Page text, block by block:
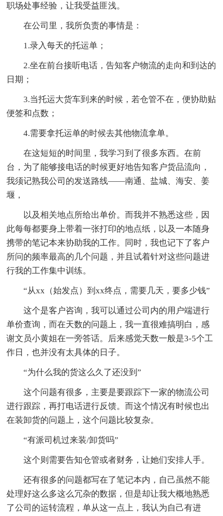
职场处事经验，让我受益匪浅。
在公司里，我所负责的事情是：
1.录入每天的托运单；
2.坐在前台接听电话，告知客户物流的走向和到达的
日期；
3.当托运大货车到来的时候，若仓管不在，便协助贴
便签和点数；
4.需要拿托运单的时候去其他物流拿单。
在这短短的时间里，我学习到了很多东西。在前
台，为了能够接电话的时候更好地告知客户货品流向，
我须记熟我公司的发送路线——南通、盐城、海安、姜
堰，
以及相关地点所给出单价。而我并不熟悉这些，因
此每每都要身上带着一张打印的地点纸，以及一本随身
携带的笔记本来协助我的工作。同时，我也记下了客户
所问的频率最高的几个问题，并且试着针对这些问题进
行我的工作集中训练。
“从xx（始发点）到xx终点，需要几天，要多少钱”
这个是客户咨询，我可以通过公司内的用户端进行
单价查询，而在天数的问题上，我一直很难搞明白，感
谢文员小黄姐在一旁答话。后来感觉天数一般是3-5个工
作日，也并没有太具体的日子。
“为什么我的货这么久了还没到”
这个问题有很多，主要是要跟踪下一家的物流公司
进行跟踪，再打电话进行反馈。而这个情况有时候也出
在装卸货的问题上，这个问题比较复杂。
“有派司机过来装/卸货吗”
这个则需要告知仓管或者财务，让她们安排人手。
还有很多的问题都写在了笔记本内，自己虽然不能
处理好这么多这么冗杂的数据，但是却让我大概地熟悉
了公司的运转流程，单从这一点上，我认为自己有进